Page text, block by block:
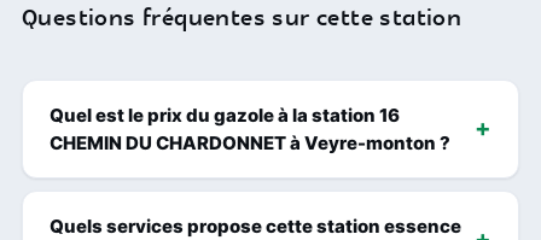
Questions fréquentes sur cette station
Quel est le prix du gazole à la station 16
CHEMIN DU CHARDONNET à Veyre-monton ?
Quels services propose cette station essence